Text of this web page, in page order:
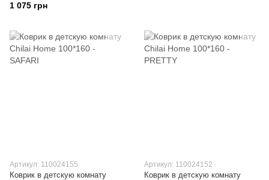
1 075 грн
Артикул: 110024155
Коврик в детскую комнату
Артикул: 110024152
Коврик в детскую комнату